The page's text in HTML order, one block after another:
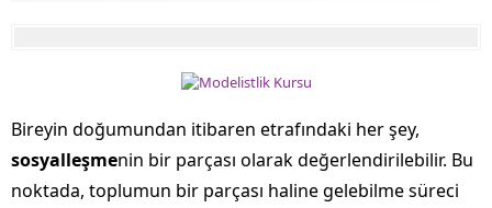
Bireyin doğumundan itibaren etrafındaki her şey,
sosyalleşmenin bir parçası olarak değerlendirilebilir. Bu
noktada, toplumun bir parçası haline gelebilme süreci